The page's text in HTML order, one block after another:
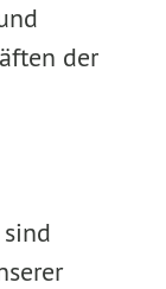
der